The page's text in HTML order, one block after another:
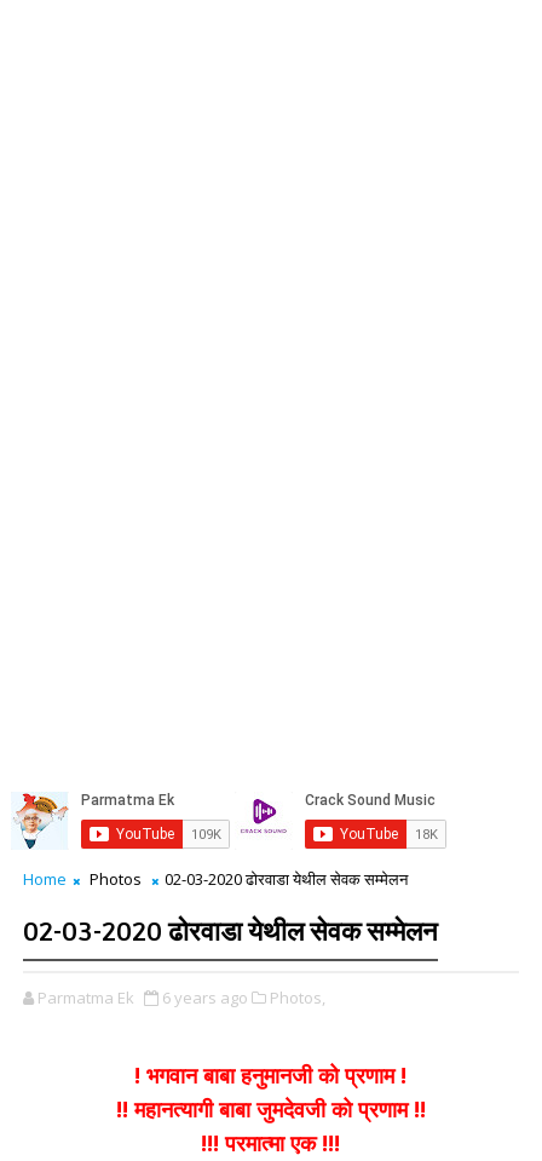
Home Photos 02-03-2020 ढोरवाडा येथील सेवक सम्मेलन
02-03-2020 ढोरवाडा येथील सेवक सम्मेलन
Parmatma Ek 6 years ago Photos,
! भगवान बाबा हनुमानजी को प्रणाम !
!! महानत्यागी बाबा जुमदेवजी को प्रणाम !!
!!! परमात्मा एक !!!